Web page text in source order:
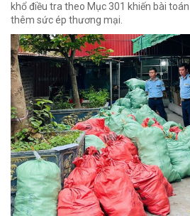
khổ điều tra theo Mục 301 khiến bài
thêm sức ép thương mại.